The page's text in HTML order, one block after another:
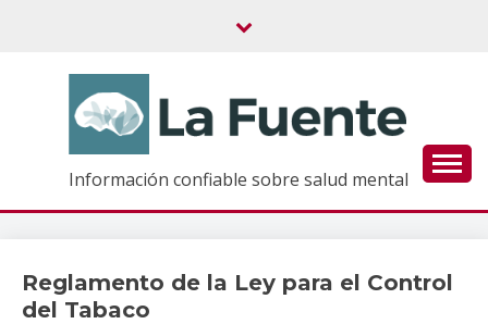
Información confiable sobre salud mental
Información
de interés
Reglamento de la Ley para el Control
del Tabaco